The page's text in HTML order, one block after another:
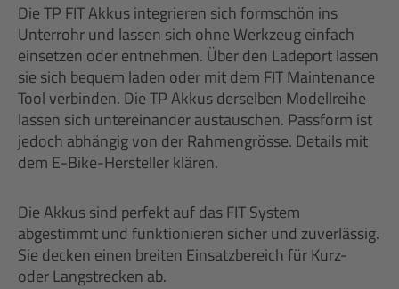
Die TP FIT Akkus integrieren sich formschön ins
Unterrohr und lassen sich ohne Werkzeug einfach
einsetzen oder entnehmen. Über den Ladeport lassen
sie sich bequem laden oder mit dem FIT Maintenance
Tool verbinden. Die TP Akkus derselben Modellreihe
lassen sich untereinander austauschen. Passform ist
jedoch abhängig von der Rahmengrösse. Details mit
dem E-Bike-Hersteller klären.
Die Akkus sind perfekt auf das FIT System
abgestimmt und funktionieren sicher und zuverlässig.
Sie decken einen breiten Einsatzbereich für Kurz-
oder Langstrecken ab.